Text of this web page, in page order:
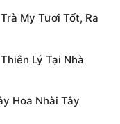
My Tươi Tốt, Ra
Lý Tại Nhà
Hoa Nhài Tây